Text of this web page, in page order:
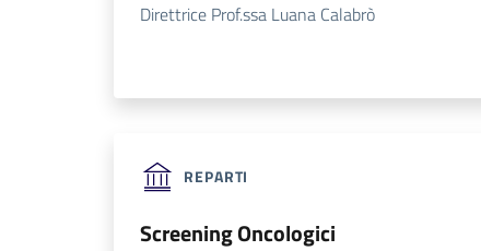
Direttrice Prof.ssa Luana Calabrò
REPARTI
Screening Oncologici